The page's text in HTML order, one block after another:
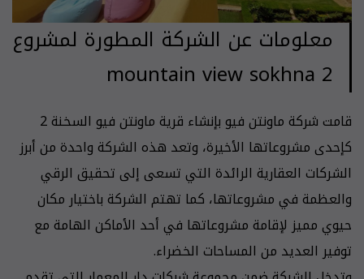
معلومات عن الشركة المطورة لمشروع
mountain view sokhna 2
قامت شركة ماونتن فيو بإنشاء قرية ماونتن فيو السخنة 2
كإحدى مشروعاتها الأخيرة، وتعد هذه الشركة واحدة من أبرز
الشركات العقارية الرائدة التي تسعى إلى تحقيق الرقي
والعظمة في مشروعاتها، كما تهتم الشركة باختيار مكان
حيوي مميز لإقامة مشروعاتها في أحد الأماكن الهامة مع
توفير العديد من المساحات الخضراء.